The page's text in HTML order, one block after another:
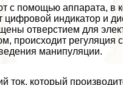
с помощью аппарата, в
цифровой индикатор и
отверстием для
происходит регуляция
манипуляции.
ток, который